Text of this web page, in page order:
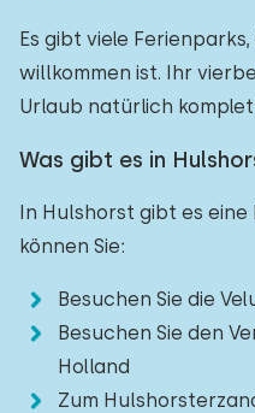
Es gibt viele
willkommen ist. Ihr
Urlaub natürlich
Was gibt es in
In Hulshorst gibt es eine
können Sie:
Besuchen Sie die
Besuchen Sie den
Holland
Zum